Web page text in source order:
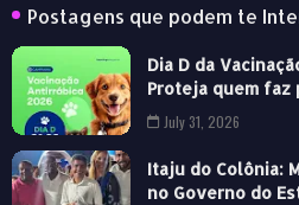
Postagens que podem te
Dia D da
Proteja quem faz
July 31, 2026
Itaju do Colônia:
no Governo do